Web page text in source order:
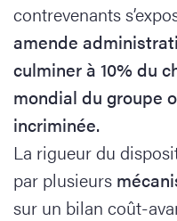
contrevenants
amende
culminer à 10% du
mondial du groupe
incriminée.
La rigueur du
par plusieurs
sur un bilan coût-